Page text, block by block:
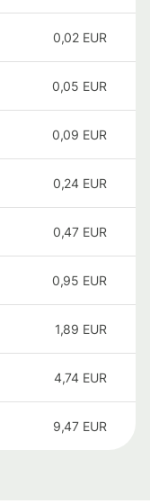
0,02 EUR
0,05 EUR
0,09 EUR
0,24 EUR
0,47 EUR
0,95 EUR
1,89 EUR
4,74 EUR
9,47 EUR